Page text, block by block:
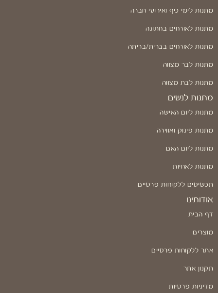
מתנות לימי כיף ואירועי חברה
מתנות לאורחים בחתונה
מתנות לאורחים בברית/בריתה
מתנות לבר מצווה
מתנות לבת מצווה
מתנות לנשים
מתנות ליום האישה
מתנות פינוק ואווירה
מתנות ליום האם
מתנות לאחיות
תכשיטים ללקוחות פרטיים
אודותינו
דף הבית
מוצרים
אתר ללקוחות פרטיים
תקנון אתר
מדיניות פרטיות